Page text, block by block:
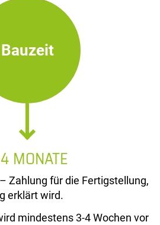
Bauzeit
MONATE
Zahlung für die Fertigstellung,
erklärt wird.
mindestens 3-4 Wochen vor